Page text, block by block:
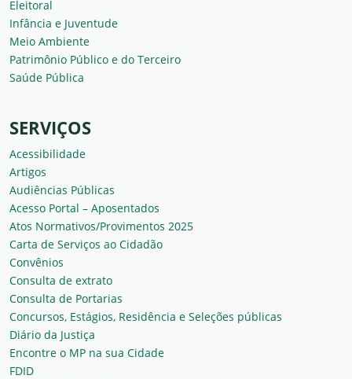
Eleitoral
Infância e Juventude
Meio Ambiente
Patrimônio Público e do Terceiro
Saúde Pública
SERVIÇOS
Acessibilidade
Artigos
Audiências Públicas
Acesso Portal – Aposentados
Atos Normativos/Provimentos 2025
Carta de Serviços ao Cidadão
Convênios
Consulta de extrato
Consulta de Portarias
Concursos, Estágios, Residência e Seleções públicas
Diário da Justiça
Encontre o MP na sua Cidade
FDID